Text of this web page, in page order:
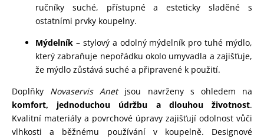
ručníky suché, přístupné a esteticky sladěné s
ostatními prvky koupelny.
Mýdelník – stylový a odolný mýdelník pro tuhé mýdlo,
který zabraňuje nepořádku okolo umyvadla a zajišťuje,
že mýdlo zůstává suché a připravené k použití.
Doplňky Novaservis Anetjsou navrženy s ohledem na
komfort, jednoduchou údržbu a dlouhou životnost.
Kvalitní materiály a povrchové úpravy zajišťují odolnost vůči
vlhkosti a běžnému používání v koupelně. Designové